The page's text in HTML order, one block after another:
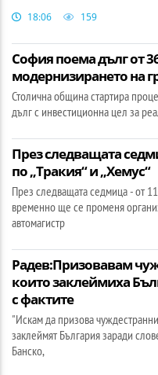
18:06 159
София поема дълг от
модернизирането на
Столична община стартира
дълг с инвестиционна цел за
През следващата
по „Тракия“ и „Хемус“
През следващата седмица - от
временно ще се променя
автомагистр
Радев:Призовавам
които заклеймиха
с фактите
"Искам да призова
заклеймят България заради
Банско,